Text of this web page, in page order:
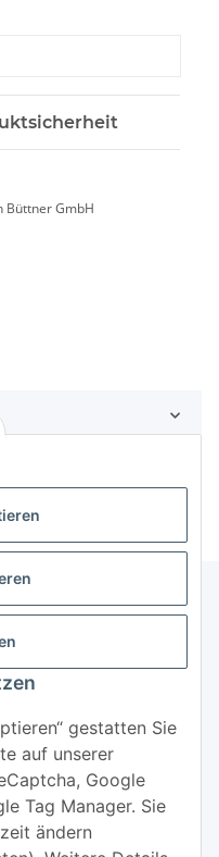
gestatten Sie
auf unserer
Google
Tag Manager. Sie
ändern
Büttner GmbH